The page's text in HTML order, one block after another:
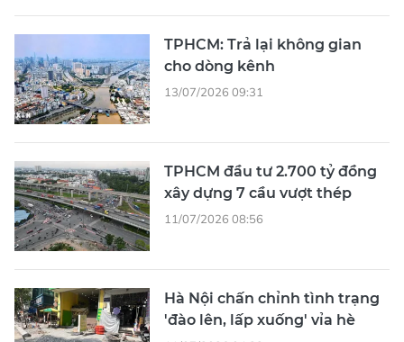
cho dòng kênh
13/07/2026 09:31
xây dựng 7 cầu vượt thép
11/07/2026 08:56
'đào lên, lấp xuống' vỉa hè
11/07/2026 04:22